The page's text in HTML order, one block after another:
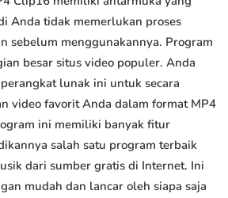
Anda tidak memerlukan proses
sebelum menggunakannya. Program
besar situs video populer. Anda
lunak ini untuk secara
video favorit Anda dalam format MP4
ini memiliki banyak fitur
salah satu program terbaik
dari sumber gratis di Internet. Ini
mudah dan lancar oleh siapa saja